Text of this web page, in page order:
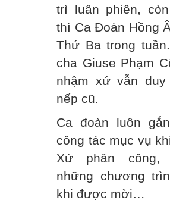
trì luân phiên,
thì Ca Đoàn Hồng
Thứ Ba trong
cha Giuse Phạm
nhậm xứ vẫn
nếp cũ.
Ca đoàn luôn
công tác mục vụ
Xứ phân công,
những chương
khi được mời…